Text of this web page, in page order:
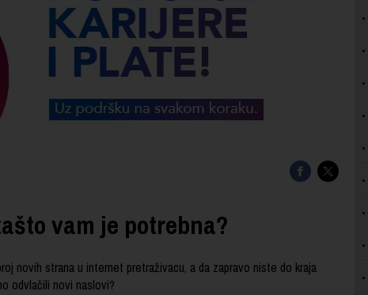
vam je potrebna?
novih strana u internet pretraživacu, a da zapravo niste do kraja
odvlačili novi naslovi?